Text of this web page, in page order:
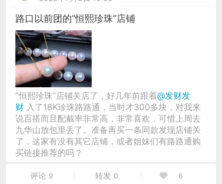
路口以前团的“恒熙珍珠”店铺
“恒熙珍珠”店铺关店了，好几年前跟着@发财发
财 入了18K珍珠路路通，当时才300多块，对我来
说百搭而且配戴率非常高，非常喜欢，可惜上周去
九华山放包里丢了。准备再买一条同款发现店铺关
了，这家有没有其它店铺，或者姐妹们有路路通购
买链接推荐的吗？
评论 9 转发 0 6